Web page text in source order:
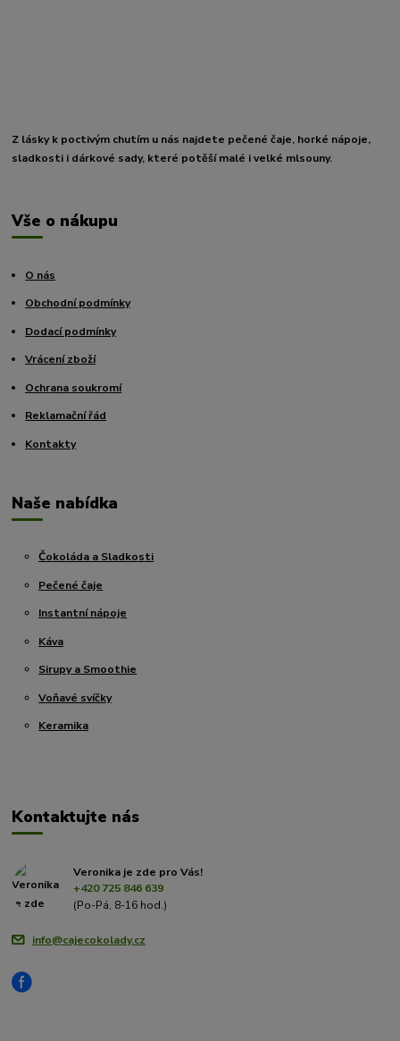
Z lásky k poctivým chutím u nás najdete pečené čaje, horké nápoje,
sladkosti i dárkové sady, které potěší malé i velké mlsouny.
Vše o nákupu
O nás
Obchodní podmínky
Dodací podmínky
Vrácení zboží
Ochrana soukromí
Reklamační řád
Kontakty
Naše nabídka
Čokoláda a Sladkosti
Pečené čaje
Instantní nápoje
Káva
Sirupy a Smoothie
Voňavé svíčky
Keramika
Kontaktujte nás
Veronika je zde pro Vás!
+420 725 846 639
(Po-Pá, 8-16 hod.)
info@cajecokolady.cz